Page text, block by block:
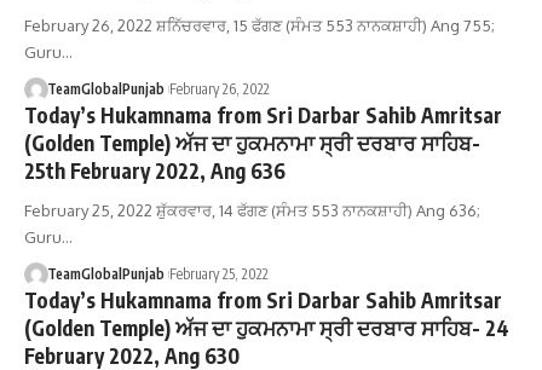
February 26, 2022 ਸ਼ਨਿੱਚਰਵਾਰ, 15 ਫੱਗਣ (ਸੰਮਤ 553 ਨਾਨਕਸ਼ਾਹੀ) Ang 755;
Guru…
TeamGlobalPunjab February 26, 2022
Today’s Hukamnama from Sri Darbar Sahib Amritsar
(Golden Temple) ਅੱਜ ਦਾ ਹੁਕਮਨਾਮਾ ਸ੍ਰੀ ਦਰਬਾਰ ਸਾਹਿਬ-
25th February 2022, Ang 636
February 25, 2022 ਸ਼ੁੱਕਰਵਾਰ, 14 ਫੱਗਣ (ਸੰਮਤ 553 ਨਾਨਕਸ਼ਾਹੀ) Ang 636;
Guru…
TeamGlobalPunjab February 25, 2022
Today’s Hukamnama from Sri Darbar Sahib Amritsar
(Golden Temple) ਅੱਜ ਦਾ ਹੁਕਮਨਾਮਾ ਸ੍ਰੀ ਦਰਬਾਰ ਸਾਹਿਬ- 24
February 2022, Ang 630